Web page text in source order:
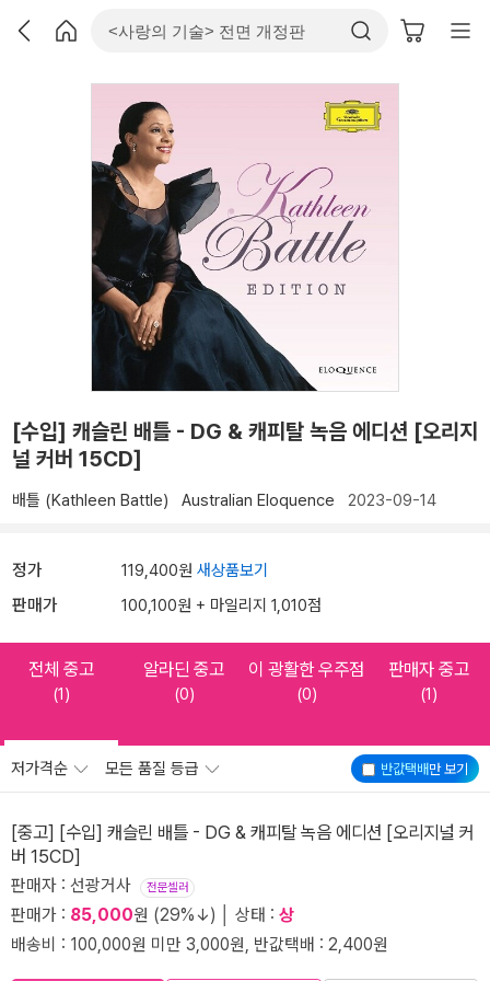
[수입] 캐슬린 배틀 - DG & 캐피탈 녹음 에디션 [오리지
널 커버 15CD]
배틀 (Kathleen Battle) Australian Eloquence 2023-09-14
정가 119,400원 새상품보기
판매가 100,100원 + 마일리지 1,010점
전체 중고
(1)
알라딘 중고
(0)
이 광활한 우주점
(0)
판매자 중고
(1)
반값택배만 보기
저가격순 모든 품질 등급
[중고] [수입] 캐슬린 배틀 - DG & 캐피탈 녹음 에디션 [오리지널 커
버 15CD]
판매자 : 선광거사 전문셀러
판매가 : 85,000원 (29%↓) │ 상태 : 상
배송비 : 100,000원 미만 3,000원, 반값택배 : 2,400원